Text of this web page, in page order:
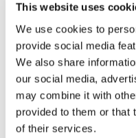
This website uses
We use cookies to
provide social media
We also share
our social media,
may combine it with
provided to them or that
of their services.
326441
995.000 €